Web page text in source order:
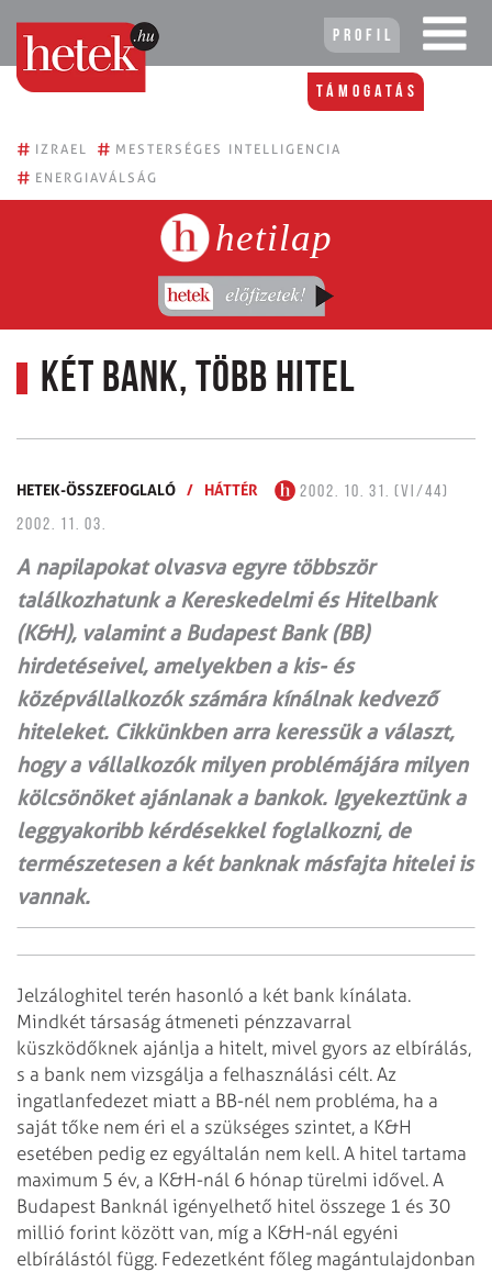
Profil
Támogatás
# IZRAEL # MESTERSÉGES INTELLIGENCIA
# ENERGIAVÁLSÁG
hetilap
Két bank, több hitel
HETEK-ÖSSZEFOGLALÓ / HÁTTÉR
2002. 10. 31. (VI/44)
2002. 11. 03.
A napilapokat olvasva egyre többször
találkozhatunk a Kereskedelmi és Hitelbank
(K&H), valamint a Budapest Bank (BB)
hirdetéseivel, amelyekben a kis- és
középvállalkozók számára kínálnak kedvező
hiteleket. Cikkünkben arra keressük a választ,
hogy a vállalkozók milyen problémájára milyen
kölcsönöket ajánlanak a bankok. Igyekeztünk a
leggyakoribb kérdésekkel foglalkozni, de
természetesen a két banknak másfajta hitelei is
vannak.
Jelzáloghitel terén hasonló a két bank kínálata.
Mindkét társaság átmeneti pénzzavarral
küszködőknek ajánlja a hitelt, mivel gyors az elbírálás,
s a bank nem vizsgálja a felhasználási célt. Az
ingatlanfedezet miatt a BB-nél nem probléma, ha a
saját tőke nem éri el a szükséges szintet, a K&H
esetében pedig ez egyáltalán nem kell. A hitel tartama
maximum 5 év, a K&H-nál 6 hónap türelmi idővel. A
Budapest Banknál igényelhető hitel összege 1 és 30
millió forint között van, míg a K&H-nál egyéni
elbírálástól függ. Fedezetként főleg magántulajdonban